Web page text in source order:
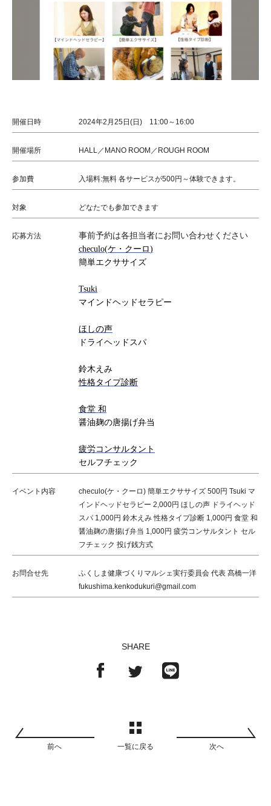
開催日時 2024年2月25日(日) 11:00～16:00
開催場所 HALL／MANO ROOM／ROUGH ROOM
参加費 入場料:無料 各サービスが500円～体験できます。
対象 どなたでも参加できます
応募方法
事前予約は各担当者にお問い合わせください
checulo(ケ・クーロ)
簡単エクササイズ
Tsuki
マインドヘッドセラピー
ほしの声
ドライヘッドスパ
鈴木えみ
性格タイプ診断
食堂 和
醤油麹の唐揚げ弁当
疲労コンサルタント
セルフチェック
イベント内容
checulo(ケ・クーロ) 簡単エクササイズ 500円 Tsuki マ
インドヘッドセラピー 2,000円 ほしの声 ドライヘッド
スパ 1,000円 鈴木えみ 性格タイプ診断 1,000円 食堂 和
醤油麹の唐揚げ弁当 1,000円 疲労コンサルタント セル
フチェック 投げ銭方式
お問合せ先
ふくしま健康づくりマルシェ実行委員会 代表 髙橋一洋
fukushima.kenkodukuri@gmail.com
SHARE
前へ 一覧に戻る 次へ